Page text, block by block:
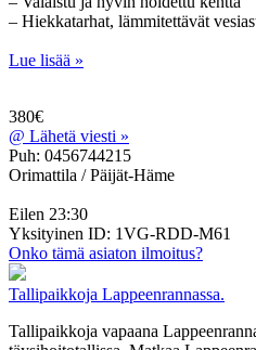
– Hiekkatarhat, lämmitettävät
Lue lisää »
380€
@ Lähetä viesti »
Puh: 0456744215
Orimattila / Päijät-Häme
Eilen 23:30
Yksityinen ID: 1VG-RDD-M61
Onko tämä asiaton ilmoitus?
Tallipaikkoja Lappeenrannassa.
Tallipaikkoja vapaana